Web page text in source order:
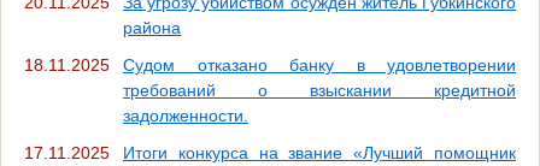
района
18.11.2025
Судом отказано банку в удовлетворении
требований о взыскании кредитной
задолженности.
17.11.2025
Итоги конкурса на звание «Лучший помощник